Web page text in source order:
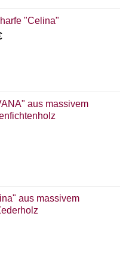
"Celina"
aus massivem
aus massivem